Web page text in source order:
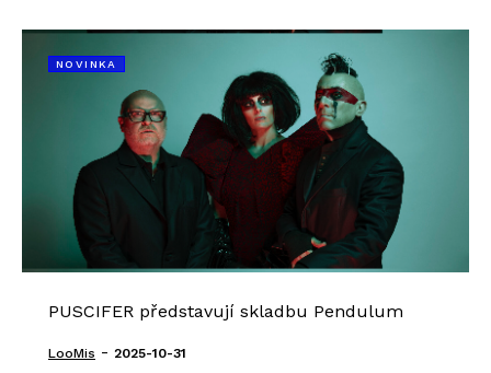
NOVINKA
PUSCIFER představují skladbu Pendulum
LooMis - 2025-10-31